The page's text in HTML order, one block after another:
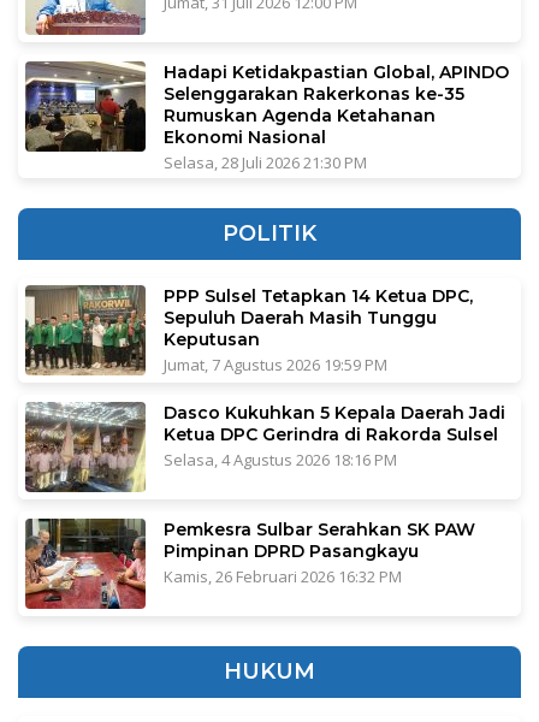
Hadapi Ketidakpastian Global, APINDO
Selenggarakan Rakerkonas ke-35
Rumuskan Agenda Ketahanan
Ekonomi Nasional
Selasa, 28 Juli 2026 21:30 PM
POLITIK
PPP Sulsel Tetapkan 14 Ketua DPC,
Sepuluh Daerah Masih Tunggu
Keputusan
Jumat, 7 Agustus 2026 19:59 PM
Dasco Kukuhkan 5 Kepala Daerah Jadi
Ketua DPC Gerindra di Rakorda Sulsel
Selasa, 4 Agustus 2026 18:16 PM
Pemkesra Sulbar Serahkan SK PAW
Pimpinan DPRD Pasangkayu
Kamis, 26 Februari 2026 16:32 PM
HUKUM